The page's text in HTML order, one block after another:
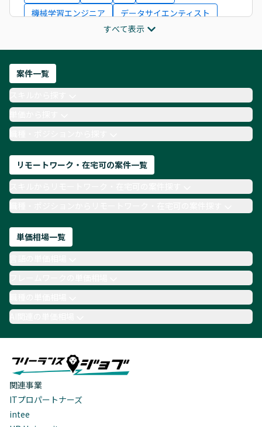
機械学習エンジニア
データサイエンティスト
ITコンサルタント
フロントエンドエンジニア
ネットワークエンジニア
AIエンジニア
Webデザイナー
月収100万円 業務委託
COBOL
Ruby
TypeScript
Laravel AWS
すべて表示
案件一覧
単価から探す
職種・ポジションから探す
リモートワーク・在宅可の案件一覧
職種・ポジションからリモートワーク・在宅可の案件探す
単価相場一覧
職種の単価相場
AI関連の単価相場
関連事業
ITプロパートナーズ
intee